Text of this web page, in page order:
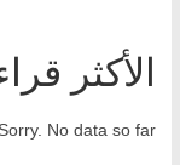
الأكثر
Sorry. No data so far.